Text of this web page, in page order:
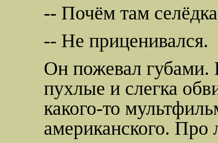
-- Почём там
-- Не приценивался.
Он пожевал губами.
пухлые и слегка
какого-то
американского. Про